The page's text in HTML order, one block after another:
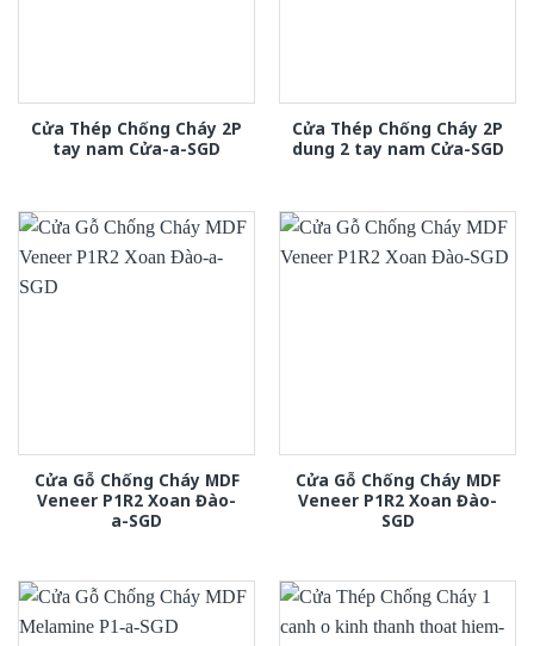
Cửa Thép Chống Cháy 2P
tay nam Cửa-a-SGD
Cửa Thép Chống Cháy 2P
dung 2 tay nam Cửa-SGD
Cửa Gỗ Chống Cháy MDF
Veneer P1R2 Xoan Đào-
a-SGD
Cửa Gỗ Chống Cháy MDF
Veneer P1R2 Xoan Đào-
SGD